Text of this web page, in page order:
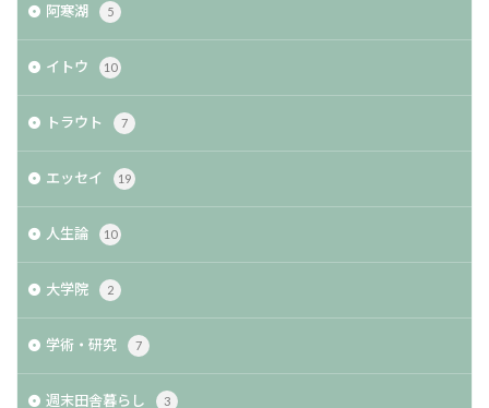
阿寒湖 5
イトウ 10
トラウト 7
エッセイ 19
人生論 10
大学院 2
学術・研究 7
週末田舎暮らし 3